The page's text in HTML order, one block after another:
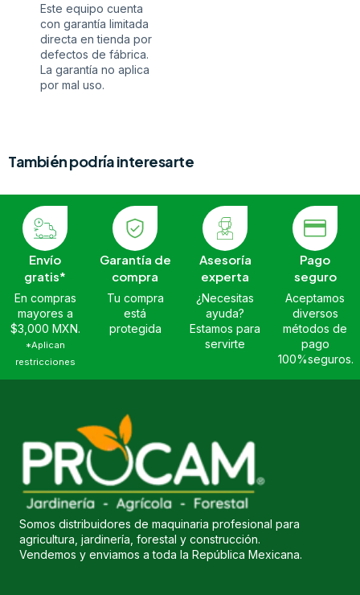
Este equipo cuenta
con garantía limitada
directa en tienda por
defectos de fábrica.
La garantía no aplica
por mal uso.
También podría interesarte
Envío
gratis*
En compras
mayores a
$3,000 MXN.
*Aplican
restricciones
Garantía de
compra
Tu compra
está
protegida
Asesoría
experta
¿Necesitas
ayuda?
Estamos para
servirte
Pago
seguro
Aceptamos
diversos
métodos de
pago
100%seguros.
Somos distribuidores de maquinaria profesional para
agricultura, jardinería, forestal y construcción.
Vendemos y enviamos a toda la República Mexicana.